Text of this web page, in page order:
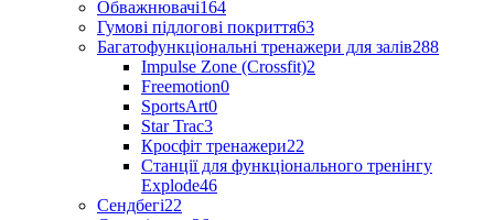
Обважнювачі164
Гумові підлогові покриття63
Багатофункціональні тренажери для залів288
Impulse Zone (Crossfit)2
Freemotion0
SportsArt0
Star Trac3
Кросфіт тренажери22
Станції для функціонального тренінгу
Explode46
Сендбегі22